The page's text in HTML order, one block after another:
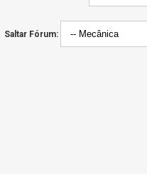
Saltar Fórum: